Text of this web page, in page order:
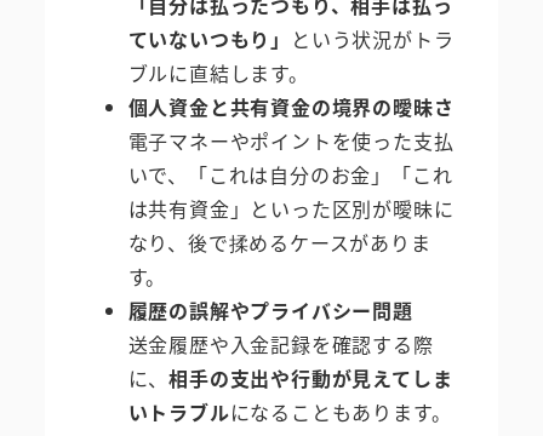
ていないつもり」 という状況がトラ
ブルに直結します。
個人資金と共有資金の境界の曖昧さ
電子マネーやポイントを使った支払
いで、「これは自分のお金」「これ
は共有資金」といった区別が曖昧に
なり、後で揉めるケースがありま
す。
履歴の誤解やプライバシー問題
送金履歴や入金記録を確認する際
に、相手の支出や行動が見えてしま
いトラブルになることもあります。